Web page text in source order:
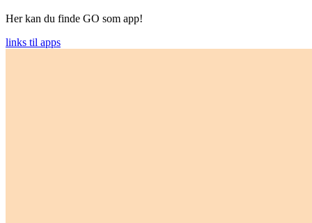
Her kan du finde GO som app!
links til apps